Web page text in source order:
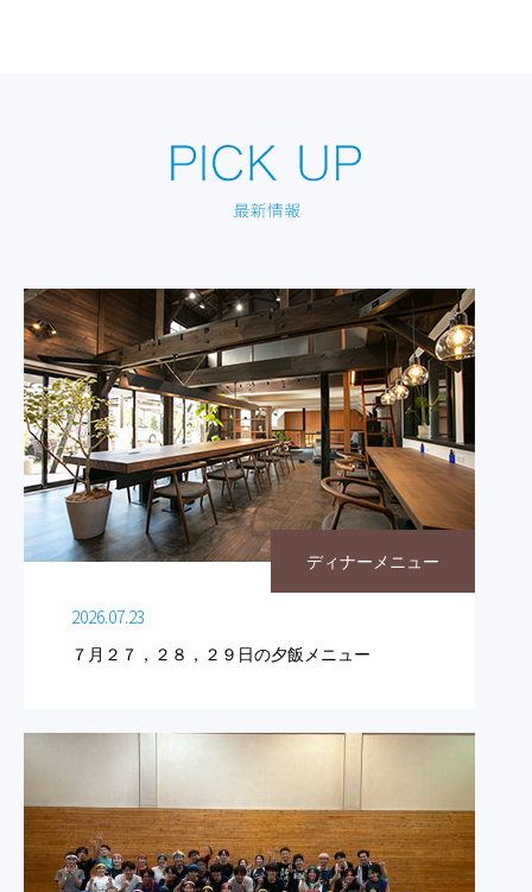
ディナーメニュー
2026.07.23
７月２７，２８，２９日の夕飯メニュー